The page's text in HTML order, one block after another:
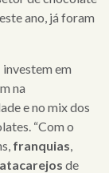
ano, já foram
investem em
na
e no mix dos
“Com o
franquias,
atacarejos de